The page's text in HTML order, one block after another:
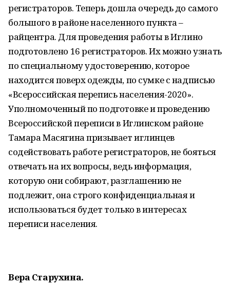
регистраторов. Теперь дошла очередь до самого
большого в районе населенного пункта –
райцентра. Для проведения работы в Иглино
подготовлено 16 регистраторов. Их можно узнать
по специальному удостоверению, которое
находится поверх одежды, по сумке с надписью
«Всероссийская перепись населения-2020».
Уполномоченный по подготовке и проведению
Всероссийской переписи в Иглинском районе
Тамара Масягина призывает иглинцев
содействовать работе регистраторов, не бояться
отвечать на их вопросы, ведь информация,
которую они собирают, разглашению не
подлежит, она строго конфиденциальная и
использоваться будет только в интересах
переписи населения.
Вера Старухина.